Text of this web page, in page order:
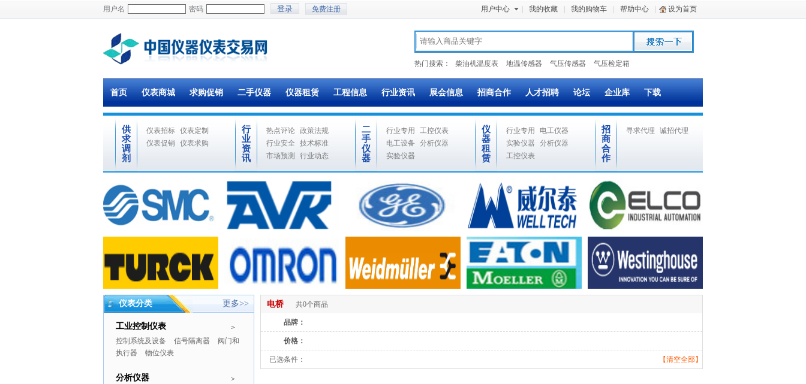
用户名 密码 免费注册 用户中心 我的收藏 我的购物车 帮助中心 设为首页
热门搜索： 柴油机温度表 地温传感器 气压传感器 气压检定箱
首页 仪表商城 求购促销 二手仪器 仪器租赁 工程信息 行业资讯 展会信息 招商合作 人才招聘 论坛 企业库 下载
供
求
调
剂
仪表招标 仪表定制
仪表促销
仪表求购
行
业
资
讯
热点评论 政策法规
行业安全
技术标准
市场预测
行业动态
二
手
仪
器
行业专用
工控仪表
电工设备
分析仪器
实验仪器
仪
器
租
赁
行业专用
电工仪器
实验仪器
分析仪器
工控仪表
招
商
合
作
寻求代理 诚招代理
仪表分类 更多>>
>
工业控制仪表
控制系统及设备 信号隔离器
阀门和
执行器
物位仪表
>
分析仪器
电桥 共0个商品
品牌：
价格：
【清空全部】
已选条件：